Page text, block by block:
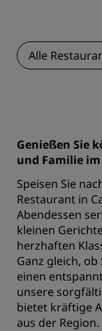
Alle
Genießen Sie
und Familie
Speisen Sie
Restaurant in
Abendessen
kleinen
herzhaften
Ganz gleich,
einen
unsere
bietet kräftige
aus der Region.